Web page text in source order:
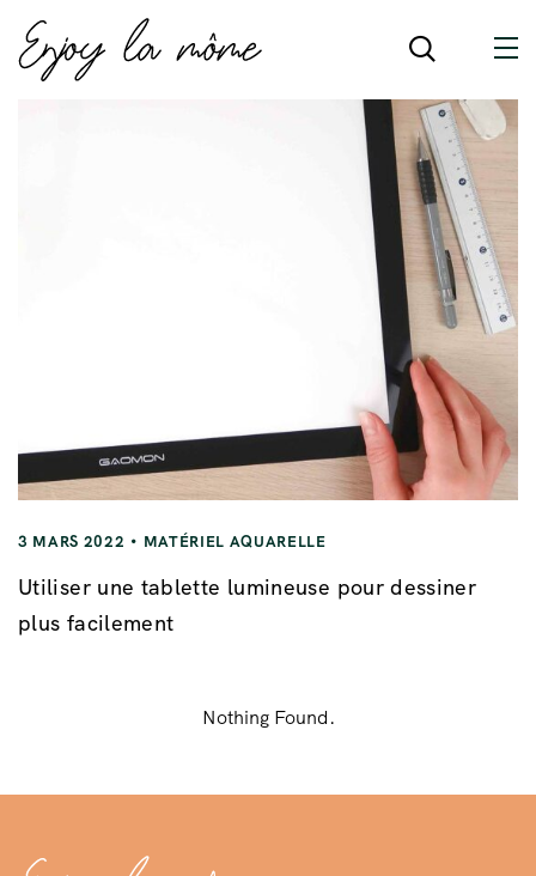
3 MARS 2022 MATÉRIEL AQUARELLE
Utiliser une tablette lumineuse pour dessiner
plus facilement
Nothing Found.